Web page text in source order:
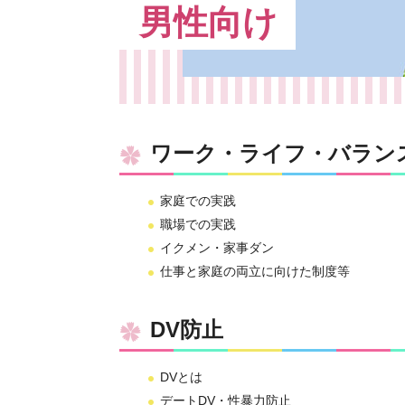
男性向け
ワーク・ライフ・バラン
家庭での実践
職場での実践
イクメン・家事ダン
仕事と家庭の両立に向けた制度等
DV防止
DVとは
デートDV・性暴力防止